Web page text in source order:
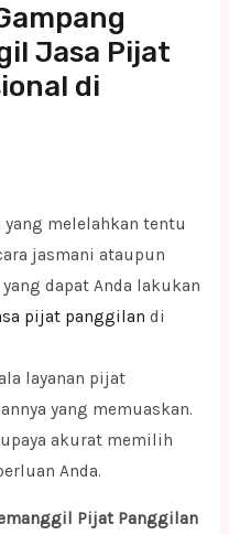
Jasa Pijat
di
melelahkan tentu
jasmani ataupun
dapat Anda lakukan
pijat panggilan di
layanan pijat
yang memuaskan.
akurat memilih
Anda.
Pijat Panggilan